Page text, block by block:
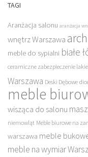
TAGI
Aranżacja salonu aranżacja
wnętrz Warszawa
meble do sypialni białe
ceramiczne zabezpieczenie
Warszawa Deski Dębowe
meble
wisząca do salonu
niemowląt Meble biurowe na
warszawa meble
meble na wymiar